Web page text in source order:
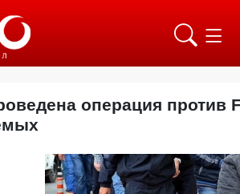
операция против